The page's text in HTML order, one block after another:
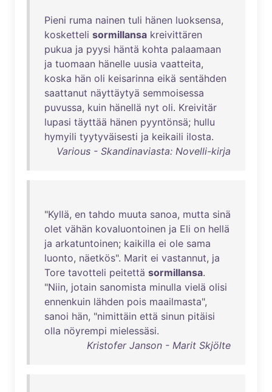
Pieni ruma nainen tuli hänen luoksensa,
kosketteli sormillansa kreivittären
pukua ja pyysi häntä kohta palaamaan
ja tuomaan hänelle uusia vaatteita,
koska hän oli keisarinna eikä sentähden
saattanut näyttäytyä semmoisessa
puvussa, kuin hänellä nyt oli. Kreivitär
lupasi täyttää hänen pyyntönsä; hullu
hymyili tyytyväisesti ja keikaili ilosta.
Various - Skandinaviasta: Novelli-kirja
"Kyllä, en tahdo muuta sanoa, mutta sinä
olet vähän kovaluontoinen ja Eli on hellä
ja arkatuntoinen; kaikilla ei ole sama
luonto, näetkös". Marit ei vastannut, ja
Tore tavotteli peitettä sormillansa.
"Niin, jotain sanomista minulla vielä olisi
ennenkuin lähden pois maailmasta",
sanoi hän, "nimittäin että sinun pitäisi
olla nöyrempi mielessäsi.
Kristofer Janson - Marit Skjölte